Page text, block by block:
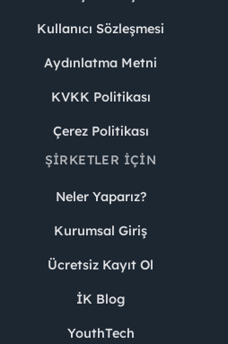
Kullanıcı Sözleşmesi
Aydınlatma Metni
KVKK Politikası
Çerez Politikası
ŞIRKETLER İÇIN
Neler Yaparız?
Kurumsal Giriş
Ücretsiz Kayıt Ol
İK Blog
YouthTech